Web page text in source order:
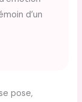
d’un
pose,